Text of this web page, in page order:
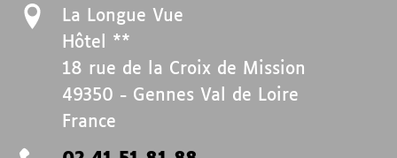
La Longue Vue
Hôtel **
18 rue de la Croix de Mission
49350 - Gennes Val de Loire
France